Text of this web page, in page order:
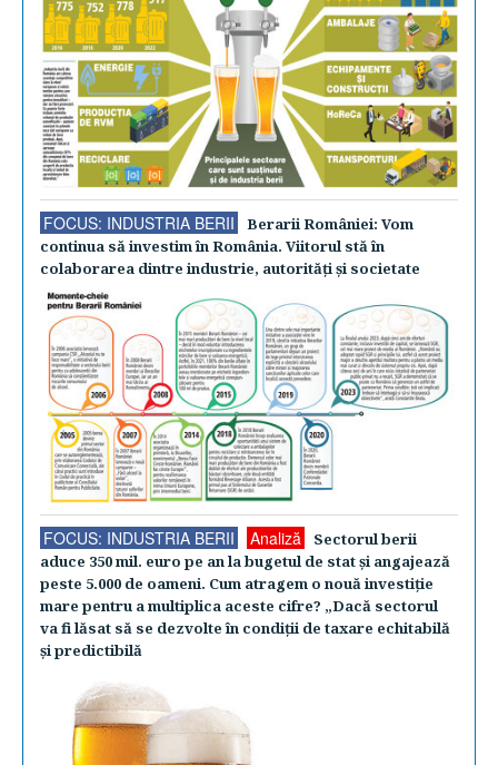
FOCUS: INDUSTRIA BERII
Berarii României: Vom
continua să investim în România. Viitorul stă în
colaborarea dintre industrie, autorităţi şi societate
FOCUS: INDUSTRIA BERII Analiză
Sectorul berii
aduce 350 mil. euro pe an la bugetul de stat şi angajează
peste 5.000 de oameni. Cum atragem o nouă investiţie
mare pentru a multiplica aceste cifre? „Dacă sectorul
va fi lăsat să se dezvolte în condiţii de taxare echitabilă
şi predictibilă